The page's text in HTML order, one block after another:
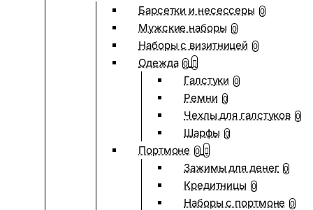
Барсетки и несессеры 0
Мужские наборы 0
Наборы с визитницей 0
Одежда 0
Галстуки 0
Ремни 0
Чехлы для галстуков 0
Шарфы 0
Портмоне 0
Зажимы для денег 0
Кредитницы 0
Наборы с портмоне 0